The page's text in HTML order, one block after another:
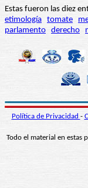
Estas fueron las diez
etimología tomate
parlamento derecho
Política de Privacidad -
Todo el material en estas